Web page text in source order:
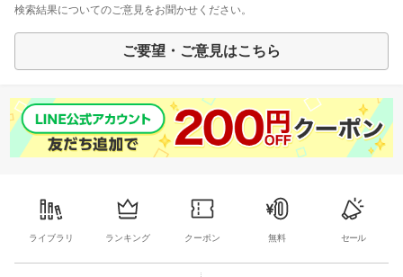
検索結果についてのご意見をお聞かせください。
ご要望・ご意見はこちら
ライブラリ ランキング クーポン 無料 セール